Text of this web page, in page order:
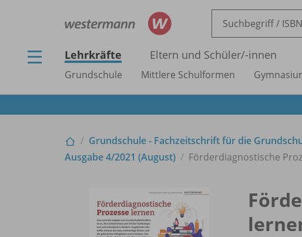
Lehrkräfte Eltern und Schüler/-innen
Grundschule Mittlere Schulformen
Grundschule - Fachzeitschrift für die
Ausgabe 4/2021 (August) Förderdiagnostische